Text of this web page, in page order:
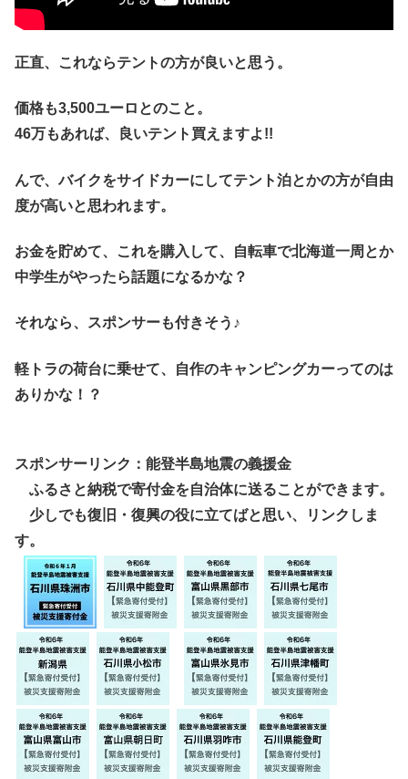
正直、これならテントの方が良いと思う。
価格も3,500ユーロとのこと。
46万もあれば、良いテント買えますよ!!
んで、バイクをサイドカーにしてテント泊とかの方が自由
度が高いと思われます。
お金を貯めて、これを購入して、自転車で北海道一周とか
中学生がやったら話題になるかな？
それなら、スポンサーも付きそう♪
軽トラの荷台に乗せて、自作のキャンピングカーってのは
ありかな！？
スポンサーリンク：能登半島地震の義援金
ふるさと納税で寄付金を自治体に送ることができます。
少しでも復旧・復興の役に立てばと思い、リンクしま
す。